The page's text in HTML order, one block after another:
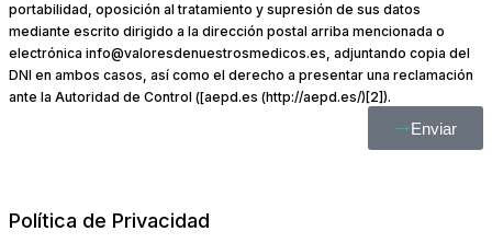
portabilidad, oposición al tratamiento y supresión de sus datos
mediante escrito dirigido a la dirección postal arriba mencionada o
electrónica info@valoresdenuestrosmedicos.es, adjuntando copia del
DNI en ambos casos, así como el derecho a presentar una reclamación
ante la Autoridad de Control ([aepd.es (http://aepd.es/)[2]).
Enviar
Política de Privacidad